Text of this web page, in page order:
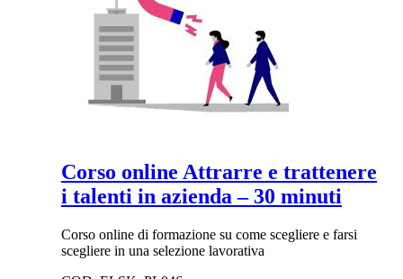
Corso online Attrarre e trattenere
i talenti in azienda – 30 minuti
Corso online di formazione su come scegliere e farsi
scegliere in una selezione lavorativa